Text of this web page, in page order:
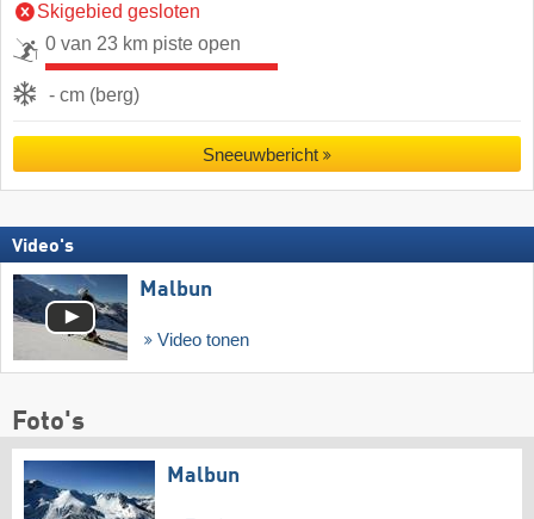
Skigebied gesloten
0 van 23 km piste open
- cm (berg)
Sneeuwbericht
Video's
Malbun
Video tonen
Foto's
Malbun